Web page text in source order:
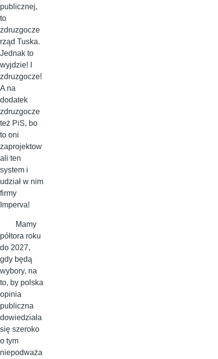
publicznej,
to
zdruzgocze
rząd Tuska.
Jednak to
wyjdzie! I
zdruzgocze!
A na
dodatek
zdruzgocze
też PiS, bo
to oni
zaprojektow
ali ten
system i
udział w nim
firmy
Imperva!
Mamy
półtora roku
do 2027,
gdy będą
wybory, na
to, by polska
opinia
publiczna
dowiedziała
się szeroko
o tym
niepodważa